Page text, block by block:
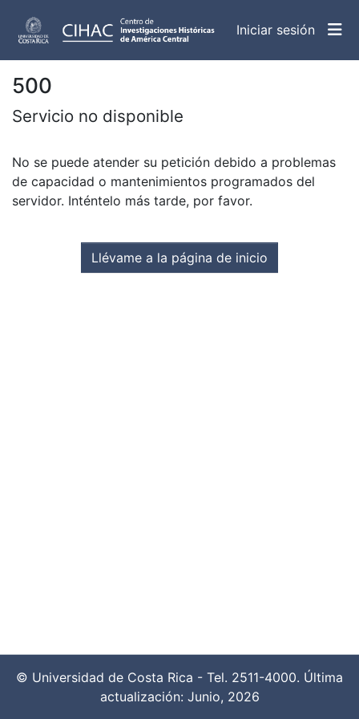
Iniciar sesión
500
Servicio no disponible
No se puede atender su petición debido a problemas
de capacidad o mantenimientos programados del
servidor. Inténtelo más tarde, por favor.
Llévame a la página de inicio
© Universidad de Costa Rica - Tel. 2511-4000. Última
actualización: Junio, 2026